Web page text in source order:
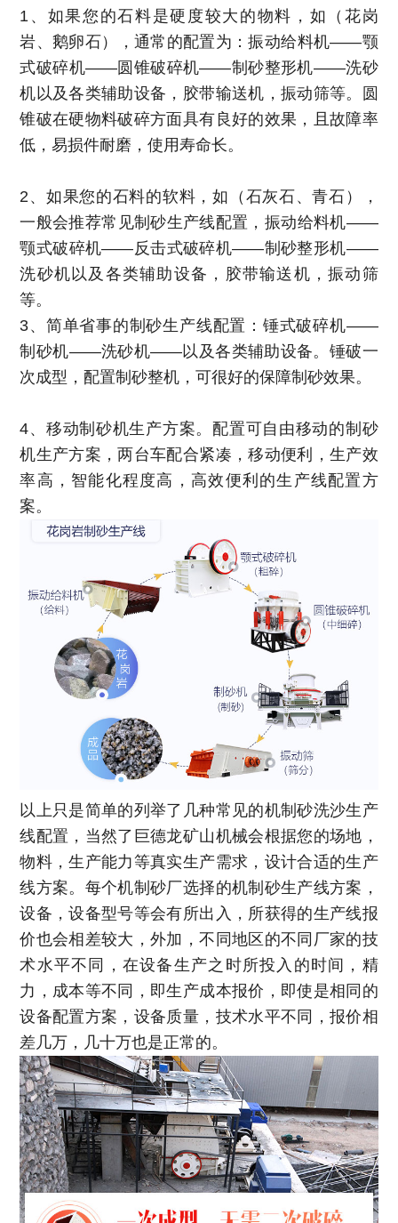
1、如果您的石料是硬度较大的物料，如（花岗
岩、鹅卵石），通常的配置为：振动给料机——颚
式破碎机——圆锥破碎机——制砂整形机——洗砂
机以及各类辅助设备，胶带输送机，振动筛等。圆
锥破在硬物料破碎方面具有良好的效果，且故障率
低，易损件耐磨，使用寿命长。
2、如果您的石料的软料，如（石灰石、青石），
一般会推荐常见制砂生产线配置，振动给料机——
颚式破碎机——反击式破碎机——制砂整形机——
洗砂机以及各类辅助设备，胶带输送机，振动筛
等。
3、简单省事的制砂生产线配置：锤式破碎机——
制砂机——洗砂机——以及各类辅助设备。锤破一
次成型，配置制砂整机，可很好的保障制砂效果。
4、移动制砂机生产方案。配置可自由移动的制砂
机生产方案，两台车配合紧凑，移动便利，生产效
率高，智能化程度高，高效便利的生产线配置方
案。
以上只是简单的列举了几种常见的机制砂洗沙生产
线配置，当然了巨德龙矿山机械会根据您的场地，
物料，生产能力等真实生产需求，设计合适的生产
线方案。每个机制砂厂选择的机制砂生产线方案，
设备，设备型号等会有所出入，所获得的生产线报
价也会相差较大，外加，不同地区的不同厂家的技
术水平不同，在设备生产之时所投入的时间，精
力，成本等不同，即生产成本报价，即使是相同的
设备配置方案，设备质量，技术水平不同，报价相
差几万，几十万也是正常的。